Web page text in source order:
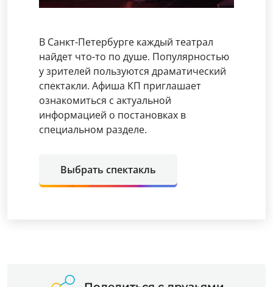
В Санкт-Петербурге каждый театрал
найдет что-то по душе. Популярностью
у зрителей пользуются драматический
спектакли. Афиша КП приглашает
ознакомиться с актуальной
информацией о постановках в
специальном разделе.
Выбрать спектакль